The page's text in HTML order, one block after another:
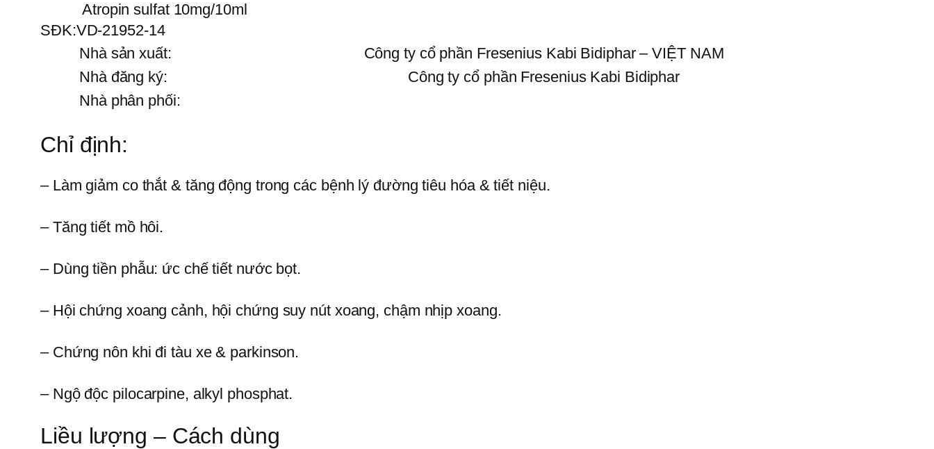
Atropin sulfat 10mg/10ml
SĐK:VD-21952-14
Nhà sản xuất:
Công ty cổ phần Fresenius Kabi Bidiphar – VIỆT NAM
Nhà đăng ký:
Công ty cổ phần Fresenius Kabi Bidiphar
Nhà phân phối:
Chỉ định:
– Làm giảm co thắt & tăng động trong các bệnh lý đường tiêu hóa & tiết niệu.
– Tăng tiết mồ hôi.
– Dùng tiền phẫu: ức chế tiết nước bọt.
– Hội chứng xoang cảnh, hội chứng suy nút xoang, chậm nhịp xoang.
– Chứng nôn khi đi tàu xe & parkinson.
– Ngộ độc pilocarpine, alkyl phosphat.
Liều lượng – Cách dùng